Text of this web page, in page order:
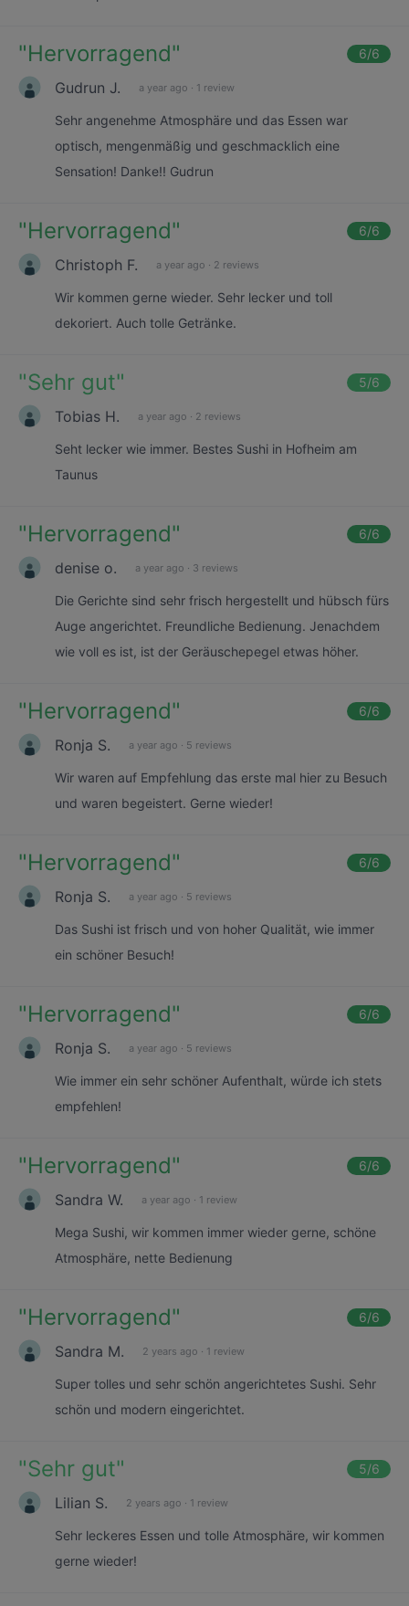
"Hervorragend" 6/6
Gudrun J. a year ago · 1 review
Sehr angenehme Atmosphäre und das Essen war
optisch, mengenmäßig und geschmacklich eine
Sensation! Danke!! Gudrun
"Hervorragend" 6/6
Christoph F. a year ago · 2 reviews
Wir kommen gerne wieder. Sehr lecker und toll
dekoriert. Auch tolle Getränke.
"Sehr gut" 5/6
Tobias H. a year ago · 2 reviews
Seht lecker wie immer. Bestes Sushi in Hofheim am
Taunus
"Hervorragend" 6/6
denise o. a year ago · 3 reviews
Die Gerichte sind sehr frisch hergestellt und hübsch fürs
Auge angerichtet. Freundliche Bedienung. Jenachdem
wie voll es ist, ist der Geräuschepegel etwas höher.
"Hervorragend" 6/6
Ronja S. a year ago · 5 reviews
Wir waren auf Empfehlung das erste mal hier zu Besuch
und waren begeistert. Gerne wieder!
"Hervorragend" 6/6
Ronja S. a year ago · 5 reviews
Das Sushi ist frisch und von hoher Qualität, wie immer
ein schöner Besuch!
"Hervorragend" 6/6
Ronja S. a year ago · 5 reviews
Wie immer ein sehr schöner Aufenthalt, würde ich stets
empfehlen!
"Hervorragend" 6/6
Sandra W. a year ago · 1 review
Mega Sushi, wir kommen immer wieder gerne, schöne
Atmosphäre, nette Bedienung
"Hervorragend" 6/6
Sandra M. 2 years ago · 1 review
Super tolles und sehr schön angerichtetes Sushi. Sehr
schön und modern eingerichtet.
"Sehr gut" 5/6
Lilian S. 2 years ago · 1 review
Sehr leckeres Essen und tolle Atmosphäre, wir kommen
gerne wieder!